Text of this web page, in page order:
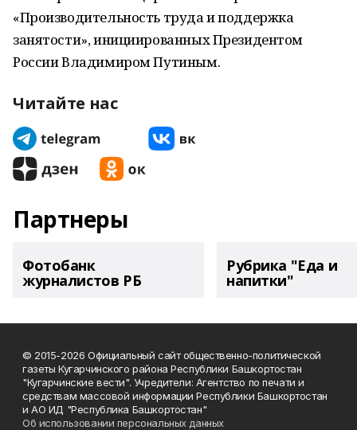
«Производительность труда и поддержка
занятости», инициированных Президентом
России Владимиром Путиным.
Читайте нас
Партнеры
Фотобанк
журналистов РБ
Рубрика "Еда и
напитки"
© 2015-2026 Официальный сайт общественно-политической
газеты Кугарчинского района Республики Башкортостан
"Кугарчинские вести". Учредители: Агентство по печати и
средствам массовой информации Республики Башкортостан
и АО ИД "Республика Башкортостан"
Об использовании персональных данных